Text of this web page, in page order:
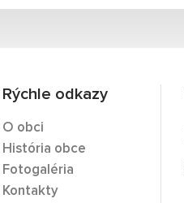
Rýchle odkazy
O obci
História obce
Fotogaléria
Kontakty